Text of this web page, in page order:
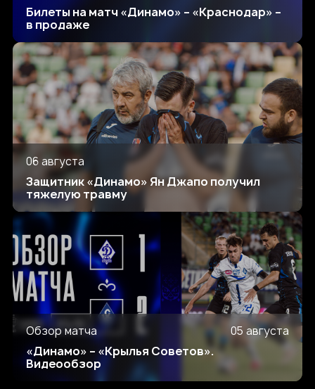
Билеты на матч «Динамо» – «Краснодар» –
в продаже
06 августа
Защитник «Динамо» Ян Джапо получил
тяжелую травму
Обзор матча 05 августа
«Динамо» – «Крылья Советов».
Видеообзор